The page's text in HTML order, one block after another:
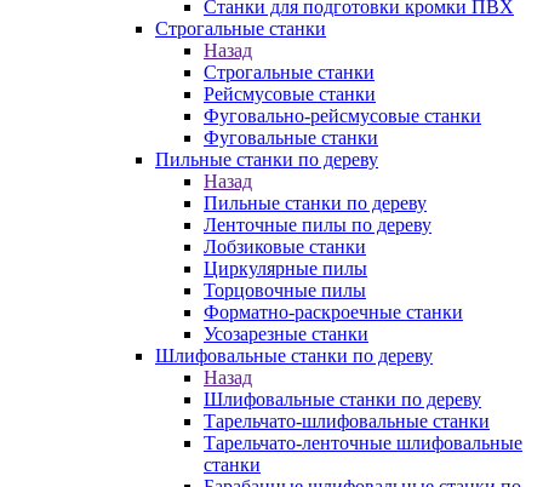
Станки для подготовки кромки ПВХ
Строгальные станки
Назад
Строгальные станки
Рейсмусовые станки
Фуговально-рейсмусовые станки
Фуговальные станки
Пильные станки по дереву
Назад
Пильные станки по дереву
Ленточные пилы по дереву
Лобзиковые станки
Циркулярные пилы
Торцовочные пилы
Форматно-раскроечные станки
Усозарезные станки
Шлифовальные станки по дереву
Назад
Шлифовальные станки по дереву
Тарельчато-шлифовальные станки
Тарельчато-ленточные шлифовальные
станки